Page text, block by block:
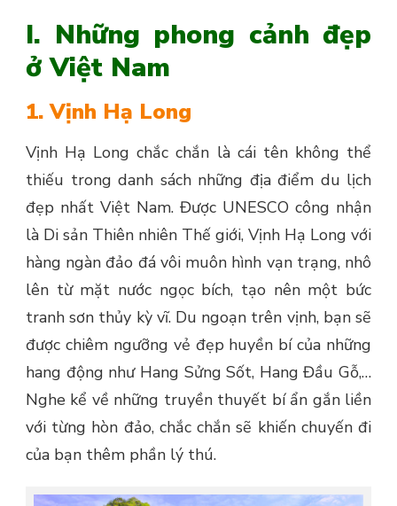
I. Những phong cảnh đẹp
ở Việt Nam
1. Vịnh Hạ Long
Vịnh Hạ Long chắc chắn là cái tên không thể
thiếu trong danh sách những địa điểm du lịch
đẹp nhất Việt Nam. Được UNESCO công nhận
là Di sản Thiên nhiên Thế giới, Vịnh Hạ Long với
hàng ngàn đảo đá vôi muôn hình vạn trạng, nhô
lên từ mặt nước ngọc bích, tạo nên một bức
tranh sơn thủy kỳ vĩ. Du ngoạn trên vịnh, bạn sẽ
được chiêm ngưỡng vẻ đẹp huyền bí của những
hang động như Hang Sửng Sốt, Hang Đầu Gỗ,…
Nghe kể về những truyền thuyết bí ẩn gắn liền
với từng hòn đảo, chắc chắn sẽ khiến chuyến đi
của bạn thêm phần lý thú.